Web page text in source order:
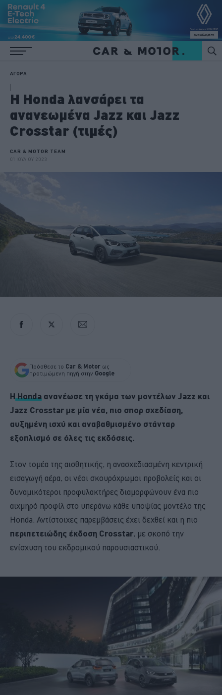
ΑΓΟΡΑ
H Honda λανσάρει τα
ανανεωμένα Jazz και Jazz
Crosstar (τιμές)
CAR & MOTOR TEAM
01 ΙΟΥΛΙΟΥ 2023
Πρόσθεσε το Car & Motor ως
προτιμώμενη πηγή στην Google
ΗHonda ανανέωσε τη γκάμα των μοντέλων Jazz και
Jazz Crosstar με μία νέα, πιο σπορ σχεδίαση,
αυξημένη ισχύ και αναβαθμισμένο στάνταρ
εξοπλισμό σε όλες τις εκδόσεις.
Στον τομέα της αισθητικής, η ανασχεδιασμένη κεντρική
εισαγωγή αέρα, οι νέοι σκουρόχρωμοι προβολείς και οι
δυναμικότεροι προφυλακτήρες διαμορφώνουν ένα πιο
αιχμηρό προφίλ στο υπεράνω κάθε υποψίας μοντέλο της
Honda. Αντίστοιχες παρεμβάσεις έχει δεχθεί και η πιο
περιπετειώδης έκδοση Crosstar, με σκοπό την
ενίσχυση του εκδρομικού παρουσιαστικού.